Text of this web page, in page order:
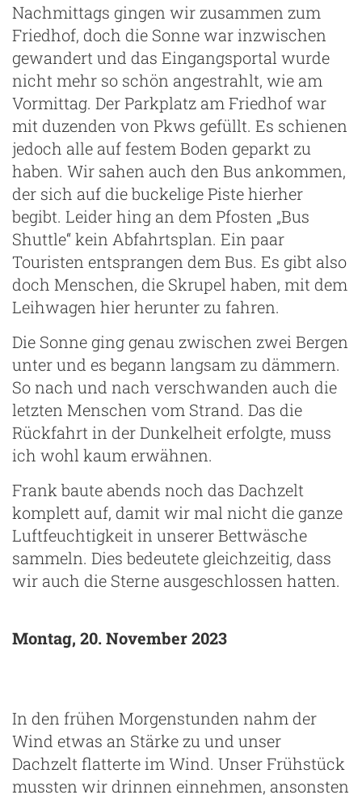
Nachmittags gingen wir zusammen zum
Friedhof, doch die Sonne war inzwischen
gewandert und das Eingangsportal wurde
nicht mehr so schön angestrahlt, wie am
Vormittag. Der Parkplatz am Friedhof war
mit duzenden von Pkws gefüllt. Es schienen
jedoch alle auf festem Boden geparkt zu
haben. Wir sahen auch den Bus ankommen,
der sich auf die buckelige Piste hierher
begibt. Leider hing an dem Pfosten „Bus
Shuttle“ kein Abfahrtsplan. Ein paar
Touristen entsprangen dem Bus. Es gibt also
doch Menschen, die Skrupel haben, mit dem
Leihwagen hier herunter zu fahren.
Die Sonne ging genau zwischen zwei Bergen
unter und es begann langsam zu dämmern.
So nach und nach verschwanden auch die
letzten Menschen vom Strand. Das die
Rückfahrt in der Dunkelheit erfolgte, muss
ich wohl kaum erwähnen.
Frank baute abends noch das Dachzelt
komplett auf, damit wir mal nicht die ganze
Luftfeuchtigkeit in unserer Bettwäsche
sammeln. Dies bedeutete gleichzeitig, dass
wir auch die Sterne ausgeschlossen hatten.
Montag, 20. November 2023
In den frühen Morgenstunden nahm der
Wind etwas an Stärke zu und unser
Dachzelt flatterte im Wind. Unser Frühstück
mussten wir drinnen einnehmen, ansonsten